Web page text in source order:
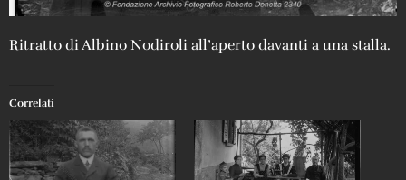
Ritratto di Albino Nodiroli all’aperto davanti a una stalla.
Correlati